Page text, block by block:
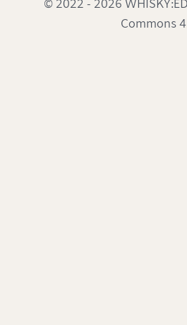
© 2022 - 2026
Commons